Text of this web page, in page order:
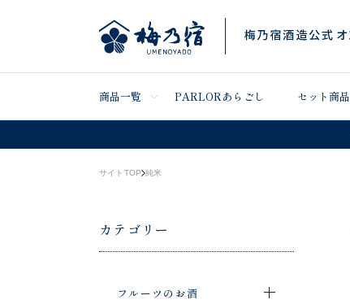
商品一覧 PARLORあらごし セット商品
サイトTOP 純米
カテゴリー
フルーツのお酒